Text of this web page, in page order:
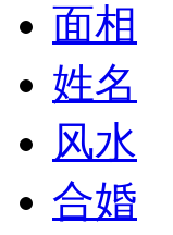
面相
姓名
风水
合婚